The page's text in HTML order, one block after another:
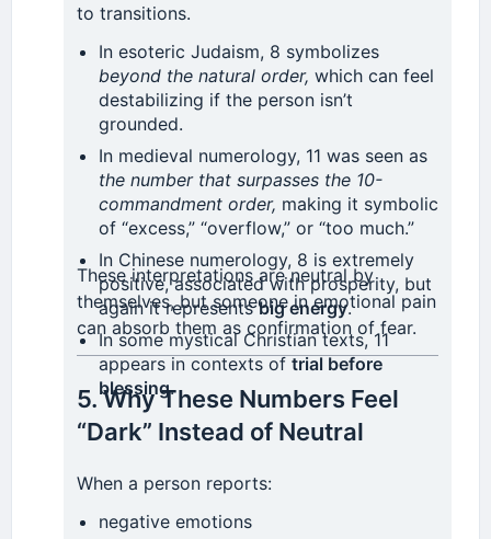
to transitions.
In esoteric Judaism, 8 symbolizes
beyond the natural order, which can feel
destabilizing if the person isn’t
grounded.
In medieval numerology, 11 was seen as
the number that surpasses the 10-
commandment order, making it symbolic
of “excess,” “overflow,” or “too much.”
In Chinese numerology, 8 is extremely
positive, associated with prosperity, but
again it representsbig energy.
In some mystical Christian texts, 11
appears in contexts of trial before
blessing.
These interpretations are neutral by
themselves, but someone in emotional pain
can absorb them as confirmation of fear.
5. Why These Numbers Feel
“Dark” Instead of Neutral
When a person reports:
negative emotions